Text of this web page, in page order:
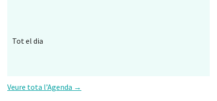
Tot el dia
Veure tota l’Agenda →